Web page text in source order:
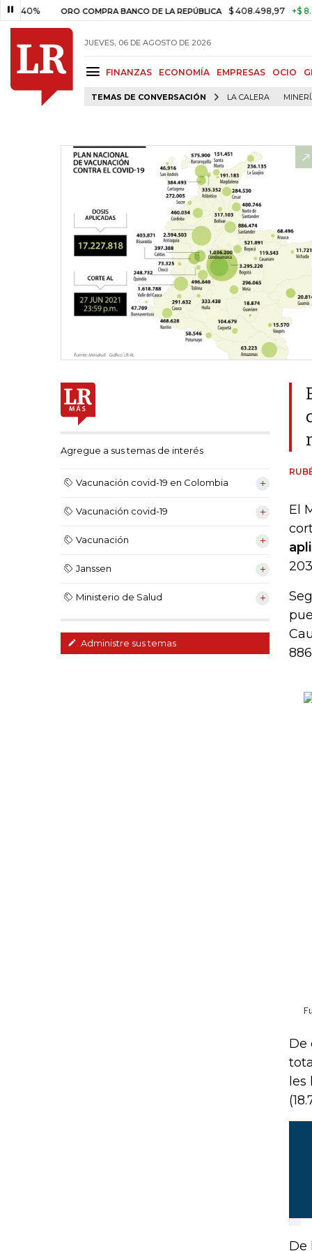
ORO COMPRA BANCO DE LA REPÚBLICA $ 408.498,97 +$ 8.753,81
JUEVES, 06 DE AGOSTO DE 2026
FINANZAS ECONOMÍA EMPRESAS OCIO
TEMAS DE CONVERSACIÓN LA CALERA
Agregue a sus temas de interés
Vacunación covid-19 en Colombia
Vacunación covid-19
Vacunación
Janssen
Ministerio de Salud
Administre sus temas
El
De
De